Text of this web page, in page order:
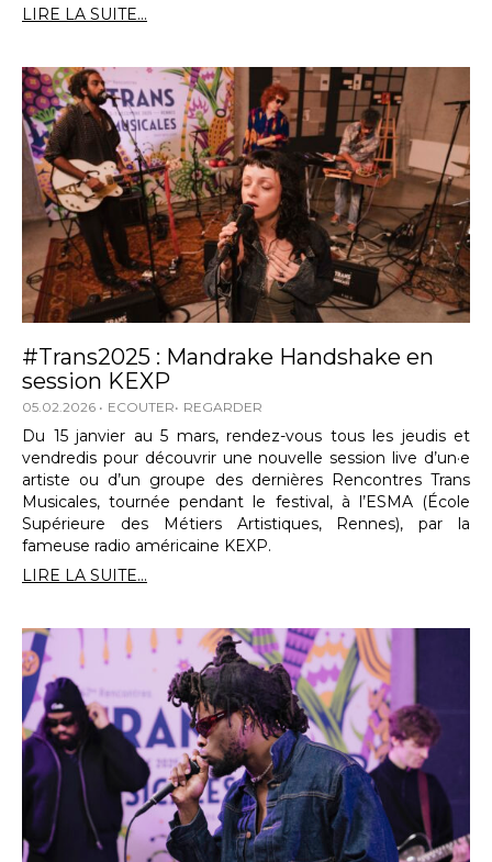
LIRE LA SUITE...
#Trans2025 : Mandrake Handshake en
session KEXP
05.02.2026 ECOUTER REGARDER
Du 15 janvier au 5 mars, rendez-vous tous les jeudis et
vendredis pour découvrir une nouvelle session live d’un·e
artiste ou d’un groupe des dernières Rencontres Trans
Musicales, tournée pendant le festival, à l’ESMA (École
Supérieure des Métiers Artistiques, Rennes), par la
fameuse radio américaine KEXP.
LIRE LA SUITE...